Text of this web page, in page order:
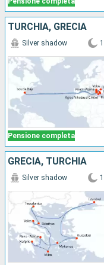
TURCHIA, GRECIA
Pensione completa
Silver shadow
GRECIA, TURCHIA
Silver shadow